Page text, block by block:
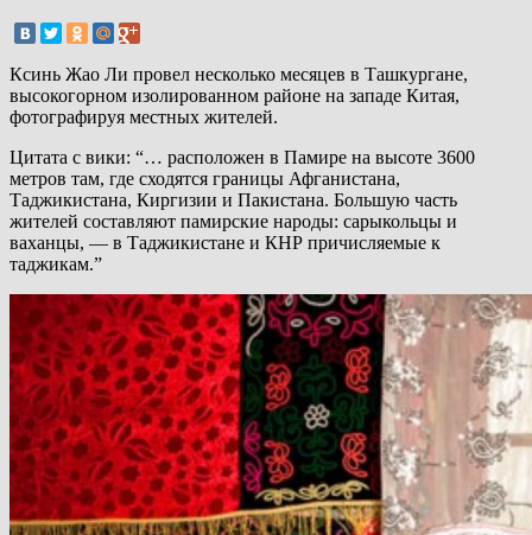
Ксинь Жао Ли провел несколько месяцев в Ташкургане,
высокогорном изолированном районе на западе Китая,
фотографируя местных жителей.
Цитата с вики: “… расположен в Памире на высоте 3600
метров там, где сходятся границы Афганистана,
Таджикистана, Киргизии и Пакистана. Большую часть
жителей составляют памирские народы: сарыкольцы и
ваханцы, — в Таджикистане и КНР причисляемые к
таджикам.”